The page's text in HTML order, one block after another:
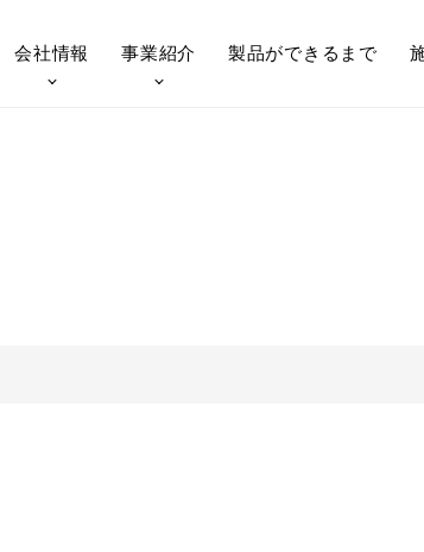
会社情報 事業紹介 製品ができるまで